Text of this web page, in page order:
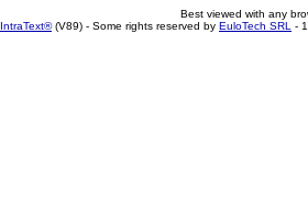
Best viewed with any
IntraText®(V89) - Some rights reserved by EuloTech SRL -